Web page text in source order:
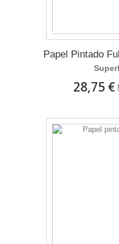
Papel Pintado
28,75 €